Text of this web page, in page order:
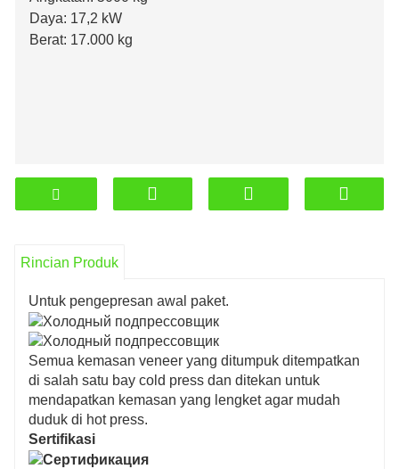
Daya: 17,2 kW
Berat: 17.000 kg
Rincian Produk
Untuk pengepresan awal paket.
Semua kemasan veneer yang ditumpuk ditempatkan
di salah satu bay cold press dan ditekan untuk
mendapatkan kemasan yang lengket agar mudah
duduk di hot press.
Sertifikasi